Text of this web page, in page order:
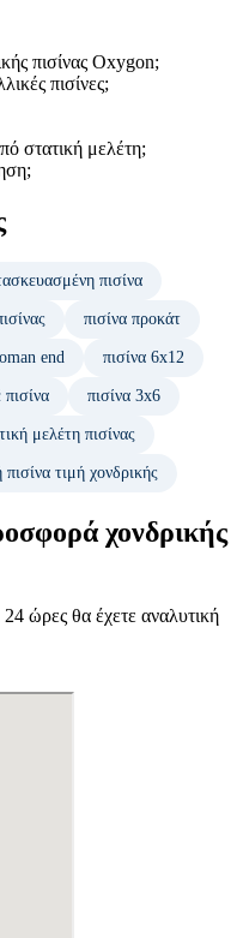
πισίνας Oxygon;
πισίνες;
στατική μελέτη;
πισίνα
πισίνα προκάτ
end πισίνα 6x12
πισίνα πισίνα 3x6
μελέτη πισίνας
πισίνα τιμή χονδρικής
χονδρικής
24 ώρες θα έχετε αναλυτική